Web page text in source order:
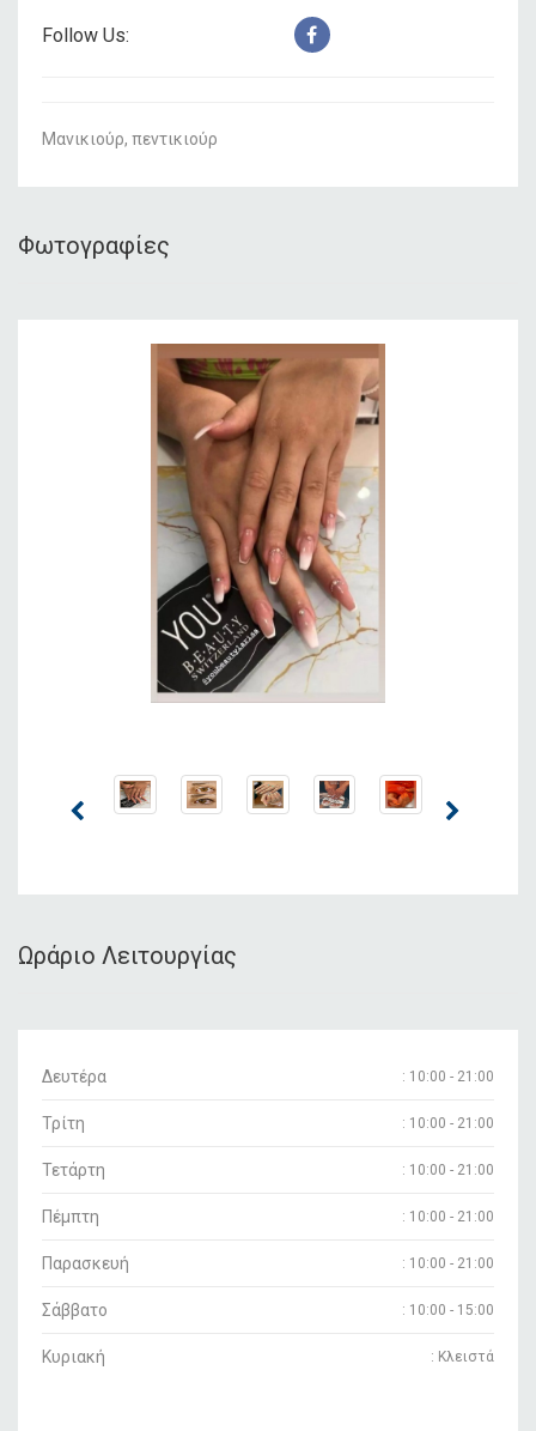
Follow Us:
Μανικιούρ, πεντικιούρ
Φωτογραφίες
Ωράριο Λειτουργίας
Δευτέρα : 10:00 - 21:00
Τρίτη : 10:00 - 21:00
Τετάρτη : 10:00 - 21:00
Πέμπτη : 10:00 - 21:00
Παρασκευή : 10:00 - 21:00
Σάββατο : 10:00 - 15:00
Κυριακή : Κλειστά